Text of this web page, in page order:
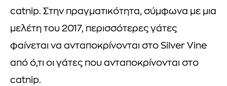
catnip. Στην πραγματικότητα, σύμφωνα με μια
μελέτη του 2017, περισσότερες γάτες
φαίνεται να ανταποκρίνονται στο Silver Vine
από ό,τι οι γάτες που ανταποκρίνονται στο
catnip.